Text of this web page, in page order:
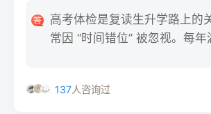
高考体检是复读生升学路上的
常因 “时间错位” 被忽视。每年
137人咨询过